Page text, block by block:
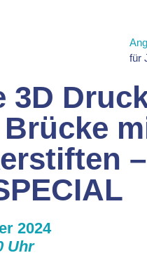
für
3D
2024
Uhr